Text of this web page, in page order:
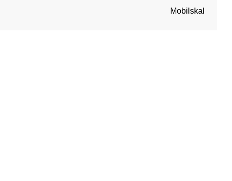
Mobilskal